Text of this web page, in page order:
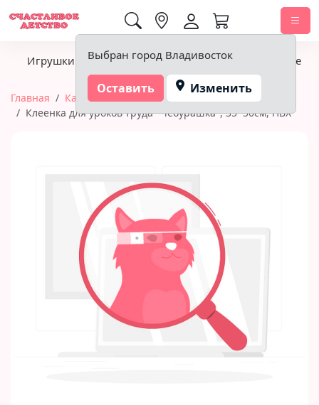
Выбран город Владивосток
Оставить Изменить
Игрушки Детское питание Подгузники, гигиена
Главная Канцтовары
Мульти-Пульти (канцтовары)
Клеенка для уроков труда "Чебурашка", 35*50см, ПВХ